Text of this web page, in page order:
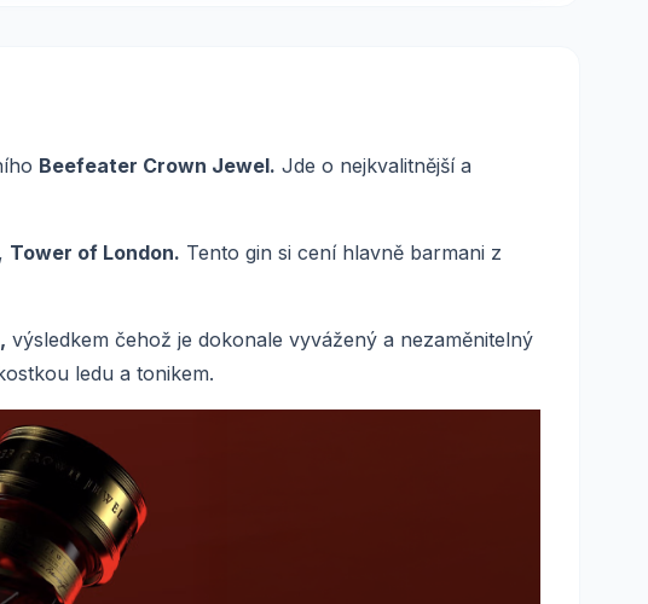
Beefeater Crown Jewel. Jde o nejkvalitnější a
Tower of London. Tento gin si cení hlavně barmani z
výsledkem čehož je dokonale vyvážený a nezaměnitelný
ledu a tonikem.